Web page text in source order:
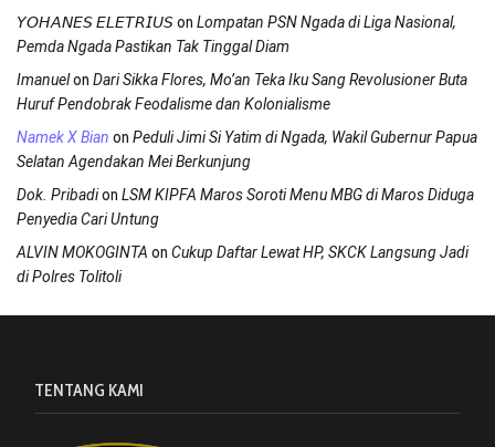
𝘠𝘖𝘏𝘈𝘕𝘌𝘚 𝘌𝘓𝘌𝘛𝘙𝘐𝘜𝘚on Lompatan PSN Ngada di Liga Nasional,
Pemda Ngada Pastikan Tak Tinggal Diam
Imanuelon Dari Sikka Flores, Mo’an Teka Iku Sang Revolusioner Buta
Huruf Pendobrak Feodalisme dan Kolonialisme
Namek X Bian on Peduli Jimi Si Yatim di Ngada, Wakil Gubernur Papua
Selatan Agendakan Mei Berkunjung
Dok. Pribadion LSM KIPFA Maros Soroti Menu MBG di Maros Diduga
Penyedia Cari Untung
ALVIN MOKOGINTA on Cukup Daftar Lewat HP, SKCK Langsung Jadi
di Polres Tolitoli
TENTANG KAMI